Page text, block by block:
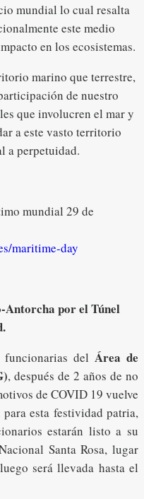
mundial lo cual resalta
este medio
en los ecosistemas.
marino que terrestre,
de nuestro
que involucren el mar y
a este vasto territorio
a perpetuidad.
mundial 29 de
maritime-day
Antorcha por el Túnel
del Área de
, después de 2 años de no
de COVID 19 vuelve
esta festividad patria,
estarán listo a su
Santa Rosa, lugar
será llevada hasta el